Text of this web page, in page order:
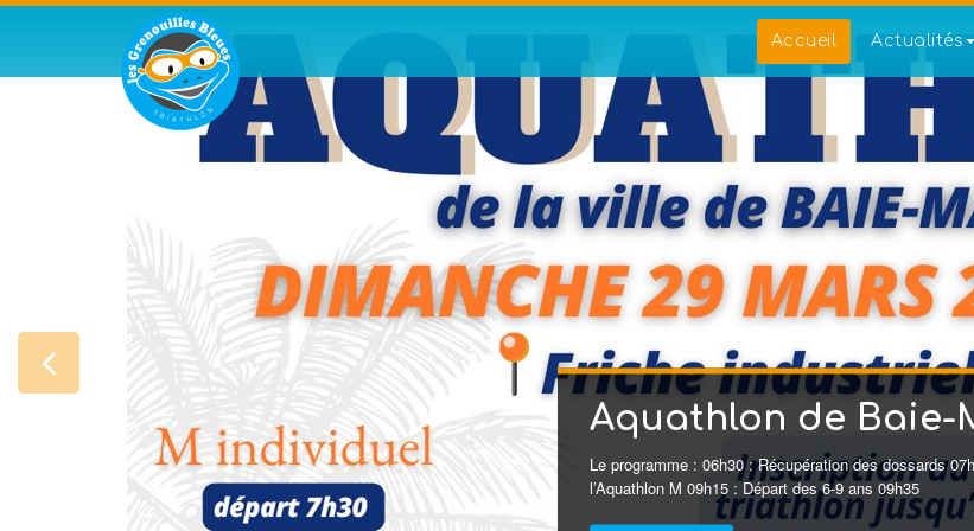
Accueil Actualités
Aquathlon de Baie-Mahault 2026
Le programme : 06h30 : Récupération des dossards 07h20 : briefing M 07h30 : Départ de
l’Aquathlon M 09h15 : Départ des 6-9 ans 09h35